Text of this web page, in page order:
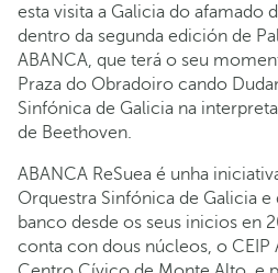
esta visita a Galicia do afamado
dentro da segunda edición de
ABANCA, que terá o seu
Praza do Obradoiro cando
Sinfónica de Galicia na
de Beethoven.
ABANCA ReSuea é unha
Orquestra Sinfónica de Galicia
banco desde os seus inicios en
conta con dous núcleos, o CEIP